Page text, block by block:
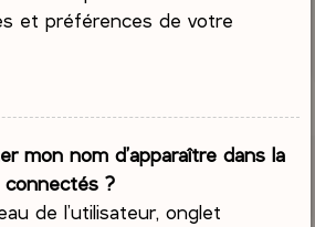
et préférences de votre
mon nom d’apparaître dans la
?
de l’utilisateur, onglet